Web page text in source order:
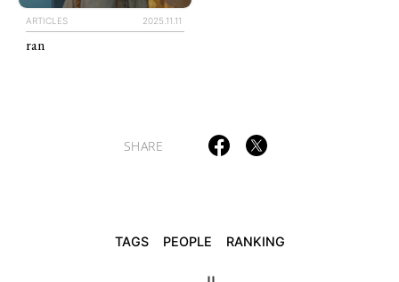
ARTICLES 2025.11.11
ran
SHARE
TAGS PEOPLE RANKING